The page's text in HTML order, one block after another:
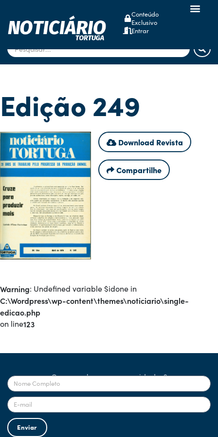
Conteúdo
Exclusivo
Entrar
Edição 249
Download Revista
Compartilhe
Warning: Undefined variable $idone in
C:\Wordpress\wp-content\themes\noticiario\single-
edicao.php
on line123
Quer receber nossas novidades?
Enviar